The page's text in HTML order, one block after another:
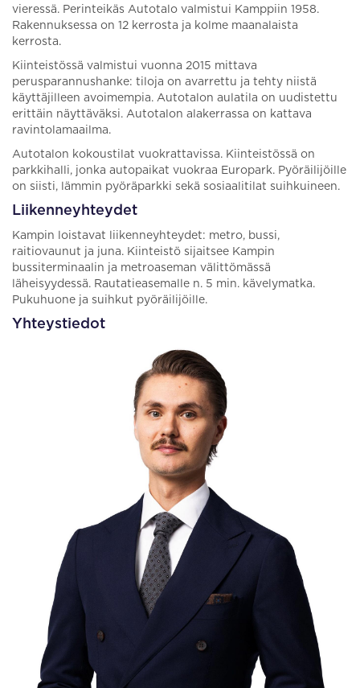
vieressä. Perinteikäs Autotalo valmistui Kamppiin 1958.
Rakennuksessa on 12 kerrosta ja kolme maanalaista
kerrosta.
Kiinteistössä valmistui vuonna 2015 mittava
perusparannushanke: tiloja on avarrettu ja tehty niistä
käyttäjilleen avoimempia. Autotalon aulatila on uudistettu
erittäin näyttäväksi. Autotalon alakerrassa on kattava
ravintolamaailma.
Autotalon kokoustilat vuokrattavissa. Kiinteistössä on
parkkihalli, jonka autopaikat vuokraa Europark. Pyöräilijöille
on siisti, lämmin pyöräparkki sekä sosiaalitilat suihkuineen.
Liikenneyhteydet
Kampin loistavat liikenneyhteydet: metro, bussi,
raitiovaunut ja juna. Kiinteistö sijaitsee Kampin
bussiterminaalin ja metroaseman välittömässä
läheisyydessä. Rautatieasemalle n. 5 min. kävelymatka.
Pukuhuone ja suihkut pyöräilijöille.
Yhteystiedot